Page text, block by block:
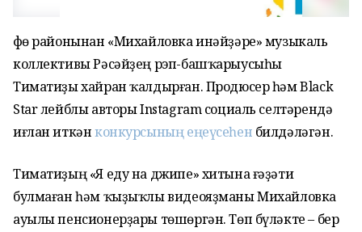
Өфө районынан «Михайловка инәйҙәре» музыкаль
коллективы Рәсәйҙең рэп-башҡарыусыһы
Тиматиҙы хайран ҡалдырған. Продюсер һәм Black
Star лейблы авторы Instagram социаль селтәрендә
иғлан иткәнконкурсының еңеүсеһен билдәләгән.
Тиматиҙың «Я еду на джипе» хитына ғәҙәти
булмаған һәм ҡыҙыҡлы видеояҙманы Михайловка
ауылы пенсионерҙары төшөргән. Төп бүләкте – бер